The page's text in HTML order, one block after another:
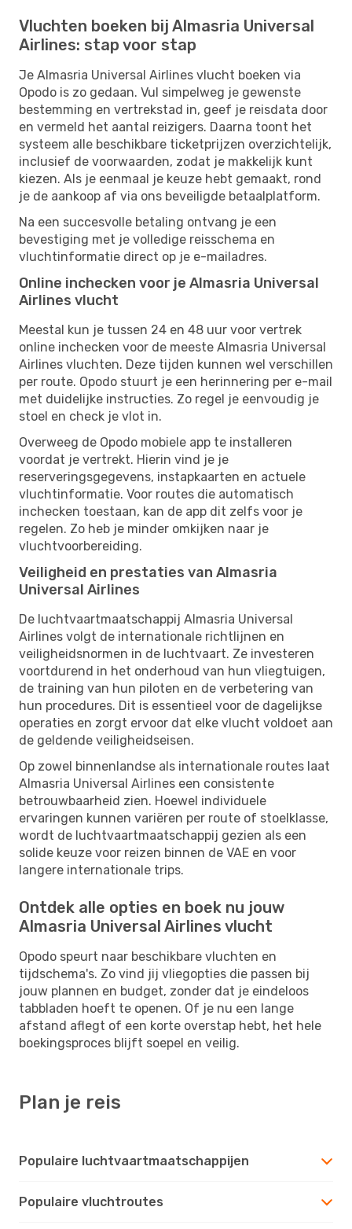
Vluchten boeken bij Almasria Universal
Airlines: stap voor stap
Je Almasria Universal Airlines vlucht boeken via
Opodo is zo gedaan. Vul simpelweg je gewenste
bestemming en vertrekstad in, geef je reisdata door
en vermeld het aantal reizigers. Daarna toont het
systeem alle beschikbare ticketprijzen overzichtelijk,
inclusief de voorwaarden, zodat je makkelijk kunt
kiezen. Als je eenmaal je keuze hebt gemaakt, rond
je de aankoop af via ons beveiligde betaalplatform.
Na een succesvolle betaling ontvang je een
bevestiging met je volledige reisschema en
vluchtinformatie direct op je e-mailadres.
Online inchecken voor je Almasria Universal
Airlines vlucht
Meestal kun je tussen 24 en 48 uur voor vertrek
online inchecken voor de meeste Almasria Universal
Airlines vluchten. Deze tijden kunnen wel verschillen
per route. Opodo stuurt je een herinnering per e-mail
met duidelijke instructies. Zo regel je eenvoudig je
stoel en check je vlot in.
Overweeg de Opodo mobiele app te installeren
voordat je vertrekt. Hierin vind je je
reserveringsgegevens, instapkaarten en actuele
vluchtinformatie. Voor routes die automatisch
inchecken toestaan, kan de app dit zelfs voor je
regelen. Zo heb je minder omkijken naar je
vluchtvoorbereiding.
Veiligheid en prestaties van Almasria
Universal Airlines
De luchtvaartmaatschappij Almasria Universal
Airlines volgt de internationale richtlijnen en
veiligheidsnormen in de luchtvaart. Ze investeren
voortdurend in het onderhoud van hun vliegtuigen,
de training van hun piloten en de verbetering van
hun procedures. Dit is essentieel voor de dagelijkse
operaties en zorgt ervoor dat elke vlucht voldoet aan
de geldende veiligheidseisen.
Op zowel binnenlandse als internationale routes laat
Almasria Universal Airlines een consistente
betrouwbaarheid zien. Hoewel individuele
ervaringen kunnen variëren per route of stoelklasse,
wordt de luchtvaartmaatschappij gezien als een
solide keuze voor reizen binnen de VAE en voor
langere internationale trips.
Ontdek alle opties en boek nu jouw
Almasria Universal Airlines vlucht
Opodo speurt naar beschikbare vluchten en
tijdschema's. Zo vind jij vliegopties die passen bij
jouw plannen en budget, zonder dat je eindeloos
tabbladen hoeft te openen. Of je nu een lange
afstand aflegt of een korte overstap hebt, het hele
boekingsproces blijft soepel en veilig.
Plan je reis
Populaire luchtvaartmaatschappijen
Populaire vluchtroutes